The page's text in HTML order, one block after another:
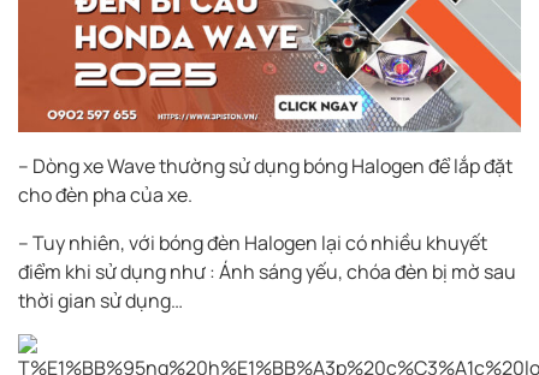
– Dòng xe Wave thường sử dụng bóng Halogen để lắp đặt
cho đèn pha của xe.
– Tuy nhiên, với bóng đèn Halogen lại có nhiều khuyết
điểm khi sử dụng như : Ánh sáng yếu, chóa đèn bị mờ sau
thời gian sử dụng…